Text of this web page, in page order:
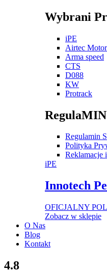
Wybrani
iPE
Airtec
Arma speed
CTS
D088
KW
Protrack
Regulamin
Polityka
Reklamacje
iPE
Innotech
OFICJALNY
Zobacz w sklepie
O Nas
Blog
Kontakt
4.8